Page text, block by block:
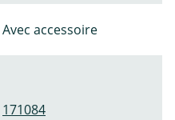
Avec accessoire
171084